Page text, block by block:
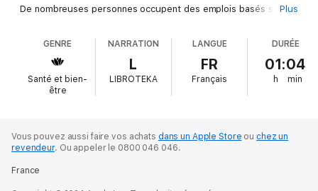
De nombreuses personnes occupent des emplois basés sur
programmes informatiques ou élaborer des stratégies
commerciales. Une grande partie de notre réussite dépend de
notre capacité à interagir avec les autres, ce qui, bien sûr,
dépend largement de notre intelligence et de nos capacités
cérébrales. Que ce soit lors d'une présentation, où nous
essayons de trouver rapidement la réponse la plus spirituelle
ou la plus drôle à une question.
Les problèmes à la maison sont généralement liés aux finances,
Plus
GENRE
Santé et bien-
être
NARRATION
L
LIBROTEKA
LANGUE
FR
Français
DURÉE
01:04
h min
Vous pouvez aussi faire vos achats dans un Apple Store ou chez un
revendeur. Ou appeler le 0800 046 046.
France